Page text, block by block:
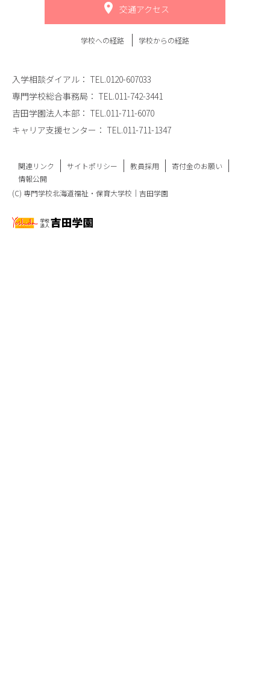
交通アクセス
学校への経路 学校からの経路
入学相談ダイアル： TEL.0120-607033
専門学校総合事務局： TEL.011-742-3441
吉田学園法人本部： TEL.011-711-6070
キャリア支援センター： TEL.011-711-1347
関連リンク サイトポリシー 教員採用
寄付金のお願い
情報公開
(C) 専門学校北海道福祉・保育大学校｜吉田学園